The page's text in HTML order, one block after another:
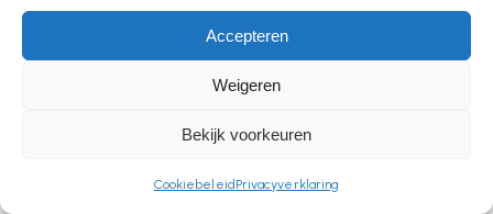
Accepteren
Weigeren
Bekijk voorkeuren
Cookiebeleid Privacyverklaring